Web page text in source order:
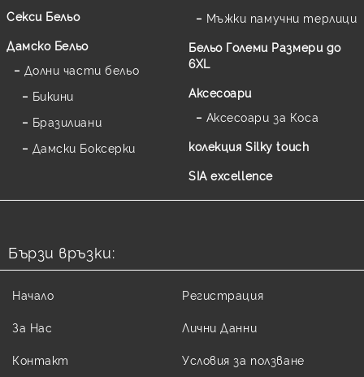
Секси Бельо
Дамско Бельо
Долни части бельо
Бикини
Бразилиани
Дамски Боксерки
Мъжки памучни терлици
Бельо Големи Размери до
6XL
Аксесоари
Аксесоари за Коса
колекция Silky touch
SIA excellence
Бързи връзки:
Начало
За Нас
Контакт
Регистрация
Лични Данни
Условия за ползване